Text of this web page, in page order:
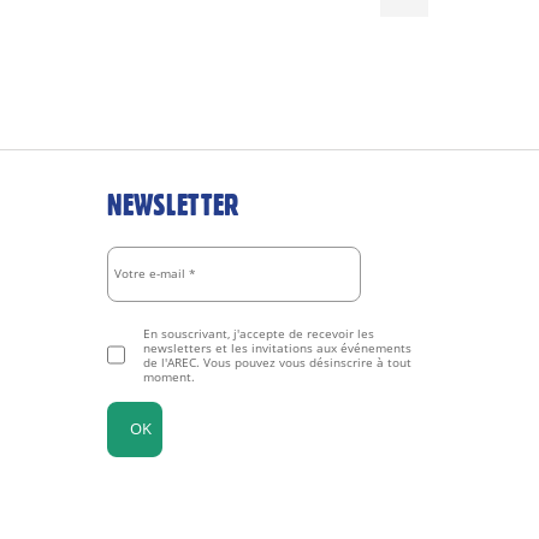
NEWSLETTER
En souscrivant, j'accepte de recevoir les
newsletters et les invitations aux événements
de l'AREC. Vous pouvez vous désinscrire à tout
moment.